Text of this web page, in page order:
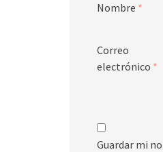
Nombre *
Correo
electrónico *
Guardar mi